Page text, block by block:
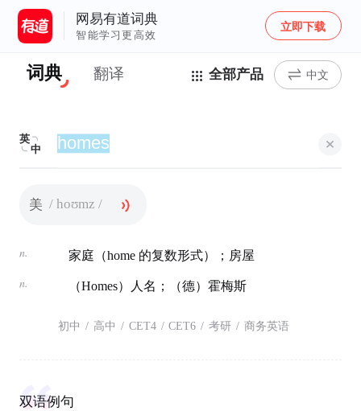
网易有道词典
智能学习更高效
立即下载
词典 翻译 全部产品 中文
英
中
美 / hoʊmz /
n. 家庭（home 的复数形式）；房屋
n. （Homes）人名；（德）霍梅斯
初中 / 高中 / CET4 / CET6 / 考研 / 商务英语
双语例句